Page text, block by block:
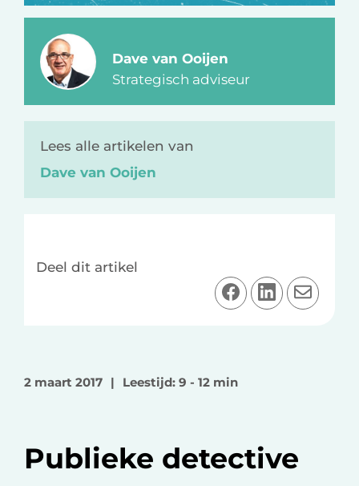
Dave van Ooijen
Strategisch adviseur
Lees alle artikelen van
Dave van Ooijen
Deel dit artikel
D
e
c
D
e
n
D
e
2 maart 2017 | Leestijd: 9 - 12 min
Publieke detective